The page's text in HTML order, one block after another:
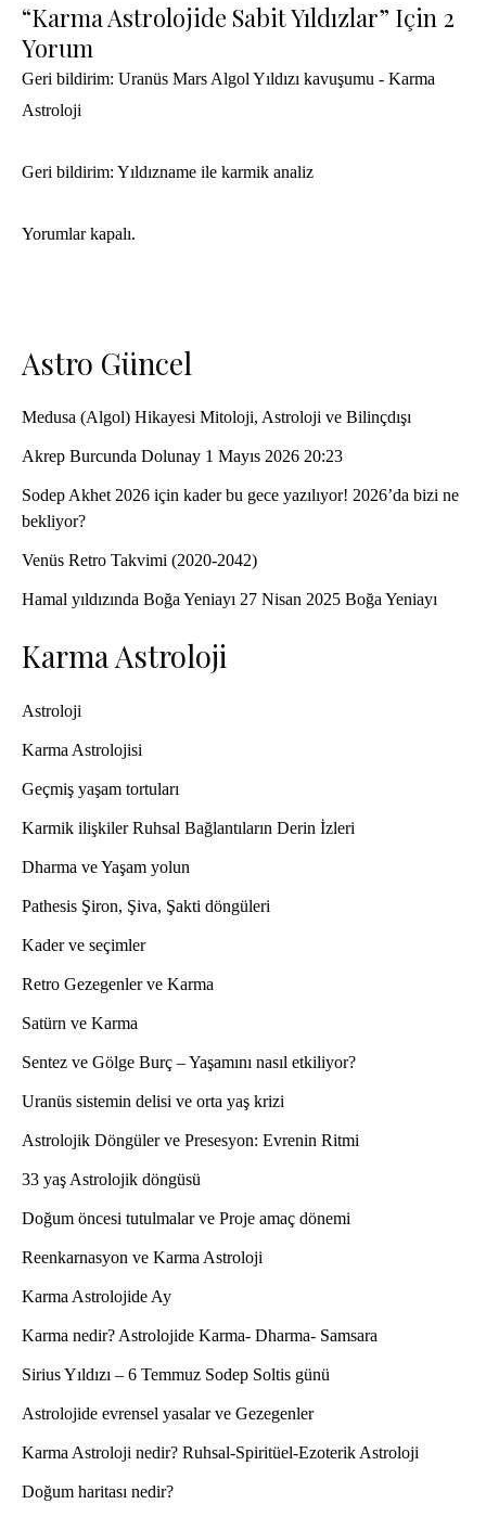
“Karma Astrolojide Sabit Yıldızlar” Için 2
Yorum
Geri bildirim: Uranüs Mars Algol Yıldızı kavuşumu - Karma
Astroloji
Geri bildirim: Yıldızname ile karmik analiz
Yorumlar kapalı.
Astro Güncel
Medusa (Algol) Hikayesi Mitoloji, Astroloji ve Bilinçdışı
Akrep Burcunda Dolunay 1 Mayıs 2026 20:23
Sodep Akhet 2026 için kader bu gece yazılıyor! 2026’da bizi ne
bekliyor?
Venüs Retro Takvimi (2020-2042)
Hamal yıldızında Boğa Yeniayı 27 Nisan 2025 Boğa Yeniayı
Karma Astroloji
Astroloji
Karma Astrolojisi
Geçmiş yaşam tortuları
Karmik ilişkiler Ruhsal Bağlantıların Derin İzleri
Dharma ve Yaşam yolun
Pathesis Şiron, Şiva, Şakti döngüleri
Kader ve seçimler
Retro Gezegenler ve Karma
Satürn ve Karma
Sentez ve Gölge Burç – Yaşamını nasıl etkiliyor?
Uranüs sistemin delisi ve orta yaş krizi
Astrolojik Döngüler ve Presesyon: Evrenin Ritmi
33 yaş Astrolojik döngüsü
Doğum öncesi tutulmalar ve Proje amaç dönemi
Reenkarnasyon ve Karma Astroloji
Karma Astrolojide Ay
Karma nedir? Astrolojide Karma- Dharma- Samsara
Sirius Yıldızı – 6 Temmuz Sodep Soltis günü
Astrolojide evrensel yasalar ve Gezegenler
Karma Astroloji nedir? Ruhsal-Spiritüel-Ezoterik Astroloji
Doğum haritası nedir?